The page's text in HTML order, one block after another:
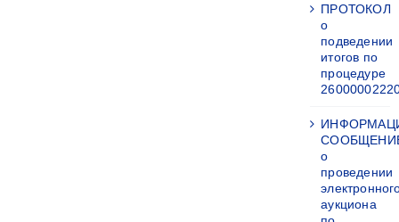
ПРОТОКОЛ
о
подведении
итогов по
процедуре
о
проведении
аукциона